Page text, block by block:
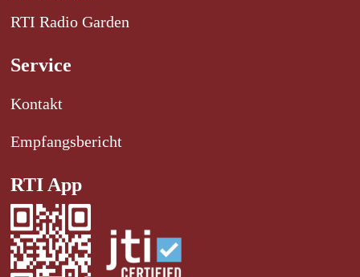
RTI Radio Garden
Service
Kontakt
Empfangsbericht
RTI App